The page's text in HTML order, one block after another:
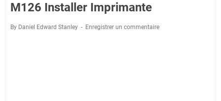
M126 Installer Imprimante
By Daniel Edward Stanley Enregistrer un commentaire